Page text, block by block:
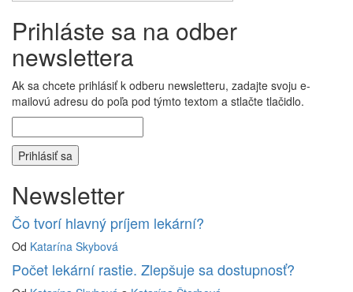
Prihláste sa na odber
newslettera
Ak sa chcete prihlásiť k odberu newsletteru, zadajte svoju e-
mailovú adresu do poľa pod týmto textom a stlačte tlačidlo.
Newsletter
Čo tvorí hlavný príjem lekární?
Od Katarína Skybová
Počet lekární rastie. Zlepšuje sa dostupnosť?